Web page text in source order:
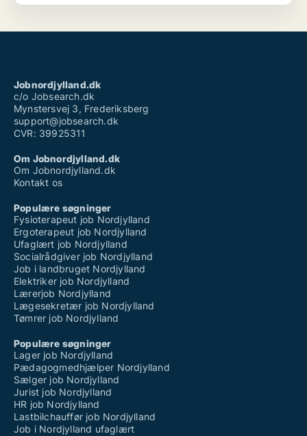
Jobnordjylland.dk
c/o Jobsearch.dk
Mynstersvej 3, Frederiksberg
support@jobsearch.dk
CVR: 39925311
Om Jobnordjylland.dk
Om Jobnordjylland.dk
Kontakt os
Populære søgninger
Fysioterapeut job Nordjylland
Ergoterapeut job Nordjylland
Ufaglært job Nordjylland
Socialrådgiver job Nordjylland
Job i landbruget Nordjylland
Elektriker job Nordjylland
Lærerjob Nordjylland
Lægesekretær job Nordjylland
Tømrer job Nordjylland
Populære søgninger
Lager job Nordjylland
Pædagogmedhjælper Nordjylland
Sælger job Nordjylland
Jurist job Nordjylland
HR job Nordjylland
Lastbilchauffør job Nordjylland
Job i Nordjylland ufaglært